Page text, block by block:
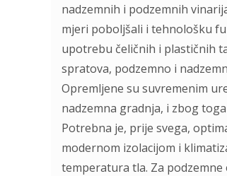
nadzemnih i podzemnih
mjeri poboljšali i tehnološku
upotrebu čeličnih i plastičnih
spratova, podzemno i
Opremljene su suvremenim
nadzemna gradnja, i zbog
Potrebna je, prije svega,
modernom izolacijom i
temperatura tla. Za